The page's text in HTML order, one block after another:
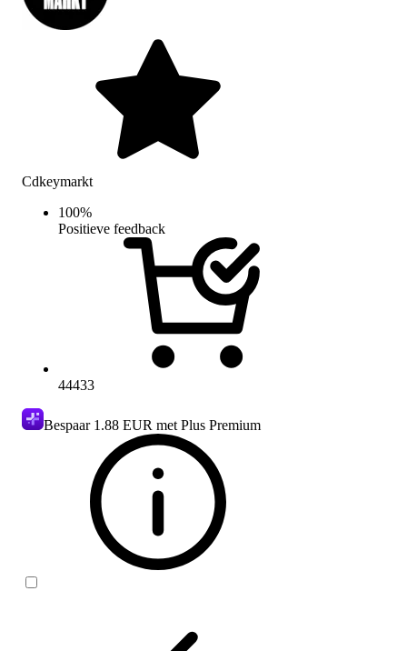
Cdkeymarkt
100%
Positieve feedback
44433
Bespaar 1.88 EUR met Plus Premium